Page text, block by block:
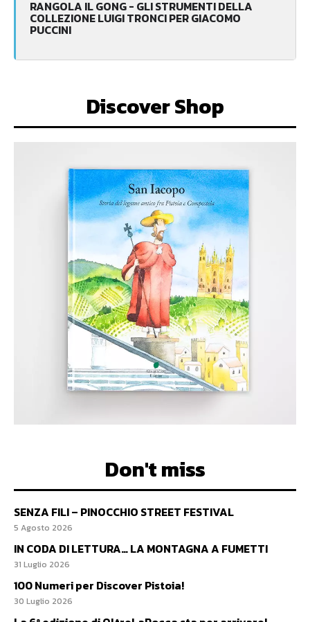
RANGOLA IL GONG - GLI STRUMENTI DELLA
COLLEZIONE LUIGI TRONCI PER GIACOMO
PUCCINI
Discover Shop
Don't miss
SENZA FILI – PINOCCHIO STREET FESTIVAL
5 Agosto 2026
IN CODA DI LETTURA… LA MONTAGNA A FUMETTI
31 Luglio 2026
100 Numeri per Discover Pistoia!
30 Luglio 2026